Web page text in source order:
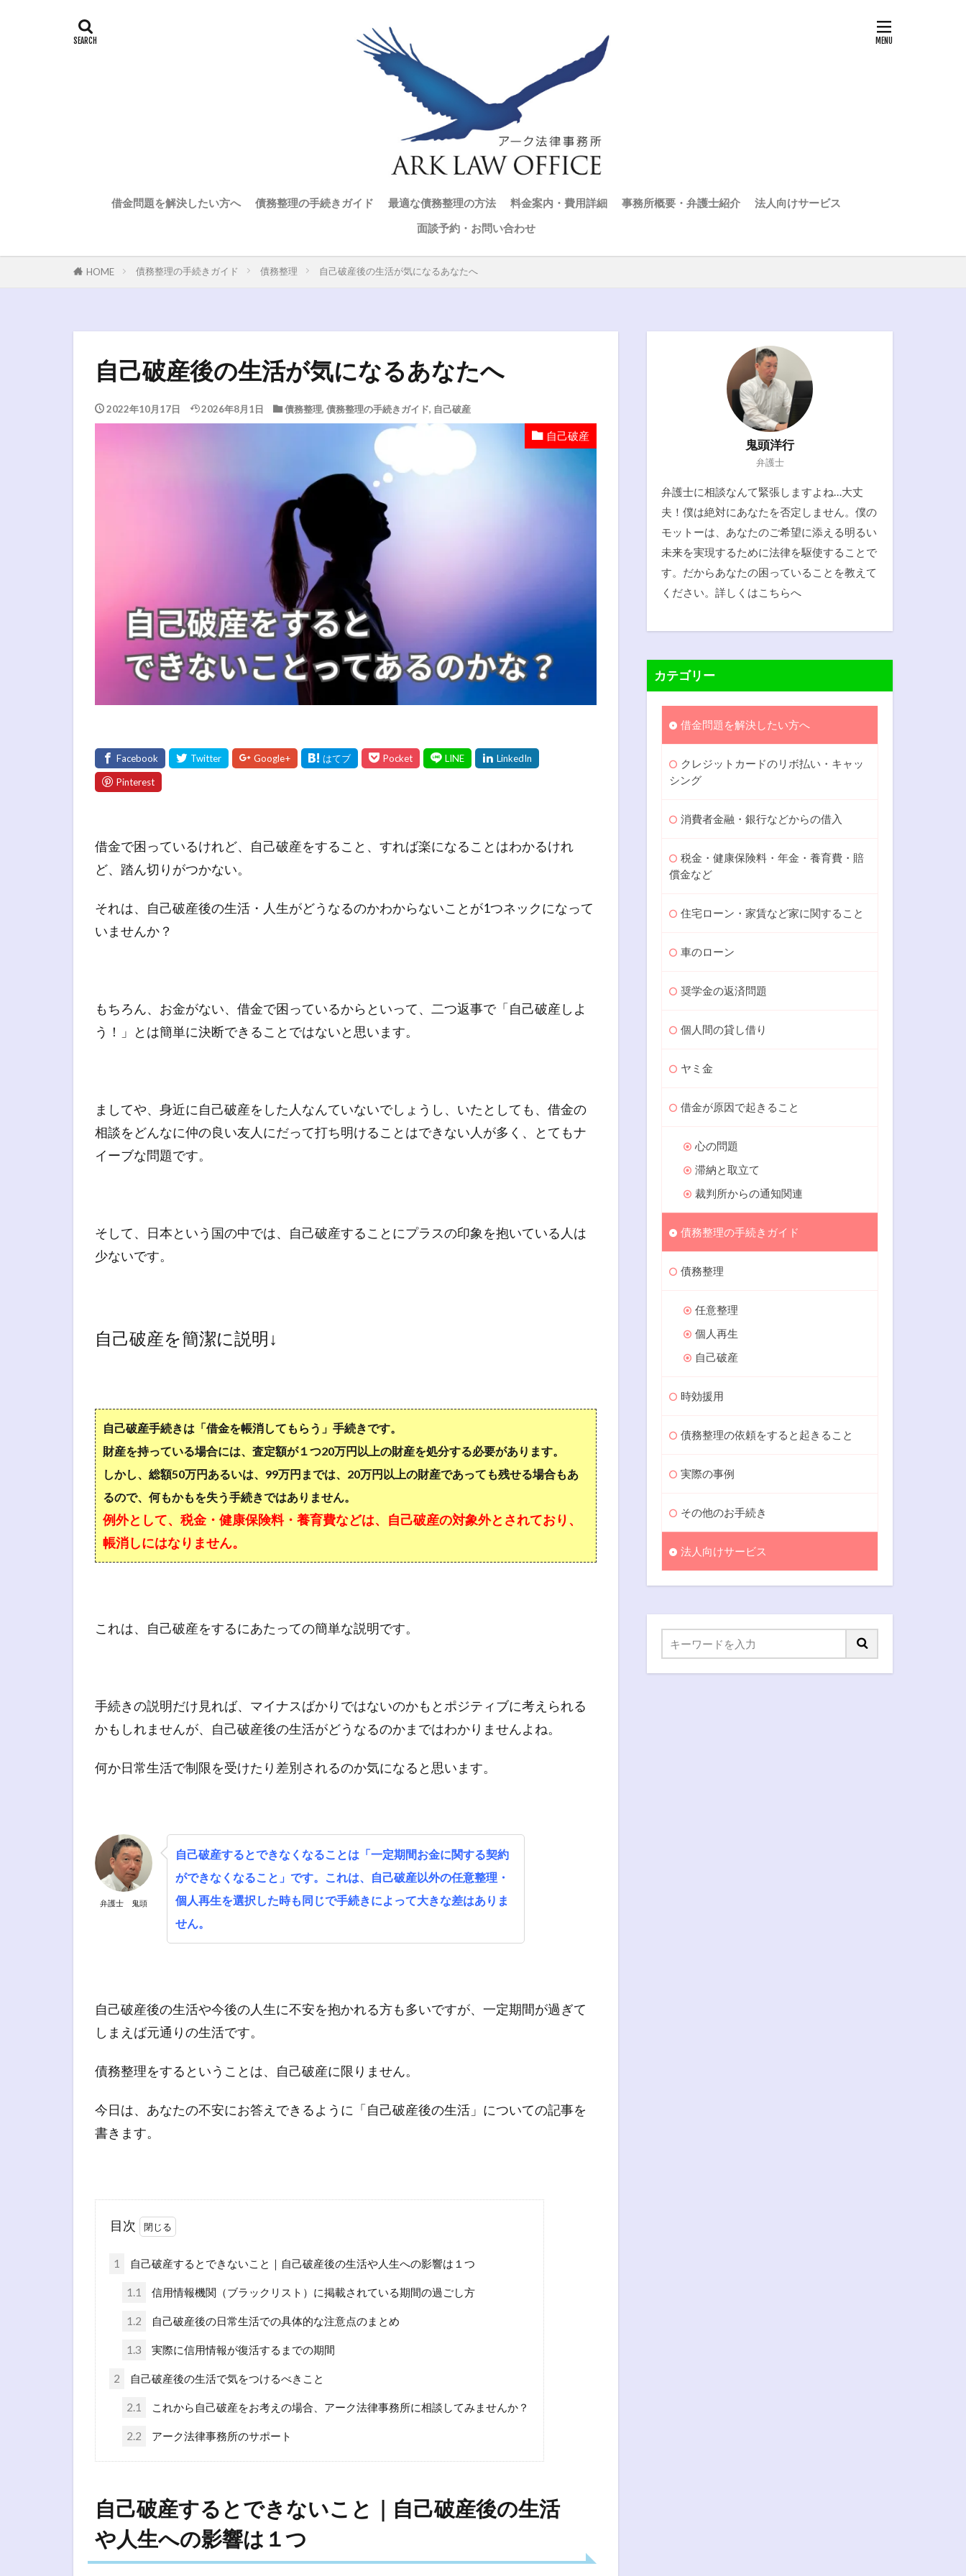
借金問題を解決したい方へ 債務整理の手続きガイド 最適な債務整理の方法 料金案内・費用詳細 事務所概要・弁護士紹介
法人向けサービス
面談予約・お問い合わせ
HOME 債務整理の手続きガイド 債務整理 自己破産後の生活が気になるあなたへ
自己破産後の生活が気になるあなたへ
2022年10月17日 2026年8月1日 債務整理, 債務整理の手続きガイド, 自己破産
自己破産
借金で困っているけれど、自己破産をすること、すれば楽になることはわかるけれ
ど、踏ん切りがつかない。
それは、自己破産後の生活・人生がどうなるのかわからないことが1つネックになって
いませんか？
もちろん、お金がない、借金で困っているからといって、二つ返事で「自己破産しよ
う！」とは簡単に決断できることではないと思います。
ましてや、身近に自己破産をした人なんていないでしょうし、いたとしても、借金の
相談をどんなに仲の良い友人にだって打ち明けることはできない人が多く、とてもナ
イーブな問題です。
そして、日本という国の中では、自己破産することにプラスの印象を抱いている人は
少ないです。
自己破産を簡潔に説明↓
自己破産手続きは「借金を帳消してもらう」手続きです。
財産を持っている場合には、査定額が１つ20万円以上の財産を処分する必要があります。
しかし、総額50万円あるいは、99万円までは、20万円以上の財産であっても残せる場合もあ
るので、何もかもを失う手続きではありません。
例外として、税金・健康保険料・養育費などは、自己破産の対象外とされており、
帳消しにはなりません。
これは、自己破産をするにあたっての簡単な説明です。
手続きの説明だけ見れば、マイナスばかりではないのかもとポジティブに考えられる
かもしれませんが、自己破産後の生活がどうなるのかまではわかりませんよね。
何か日常生活で制限を受けたり差別されるのか気になると思います。
弁護士 鬼頭
自己破産するとできなくなることは「一定期間お金に関する契約
ができなくなること」です。これは、自己破産以外の任意整理・
個人再生を選択した時も同じで手続きによって大きな差はありま
せん。
自己破産後の生活や今後の人生に不安を抱かれる方も多いですが、一定期間が過ぎて
しまえば元通りの生活です。
債務整理をするということは、自己破産に限りません。
今日は、あなたの不安にお答えできるように「自己破産後の生活」についての記事を
書きます。
目次
1 自己破産するとできないこと｜自己破産後の生活や人生への影響は１つ
1.1 信用情報機関（ブラックリスト）に掲載されている期間の過ごし方
1.2 自己破産後の日常生活での具体的な注意点のまとめ
1.3 実際に信用情報が復活するまでの期間
2 自己破産後の生活で気をつけるべきこと
2.1 これから自己破産をお考えの場合、アーク法律事務所に相談してみませんか？
2.2 アーク法律事務所のサポート
自己破産するとできないこと｜自己破産後の生活
や人生への影響は１つ
鬼頭洋行
弁護士
弁護士に相談なんて緊張しますよね…大丈
夫！僕は絶対にあなたを否定しません。僕の
モットーは、あなたのご希望に添える明るい
未来を実現するために法律を駆使することで
す。だからあなたの困っていることを教えて
ください。詳しくはこちらへ
カテゴリー
借金問題を解決したい方へ
クレジットカードのリボ払い・キャッ
シング
消費者金融・銀行などからの借入
税金・健康保険料・年金・養育費・賠
償金など
住宅ローン・家賃など家に関すること
車のローン
奨学金の返済問題
個人間の貸し借り
ヤミ金
借金が原因で起きること
心の問題
滞納と取立て
裁判所からの通知関連
債務整理の手続きガイド
債務整理
任意整理
個人再生
自己破産
時効援用
債務整理の依頼をすると起きること
実際の事例
その他のお手続き
法人向けサービス